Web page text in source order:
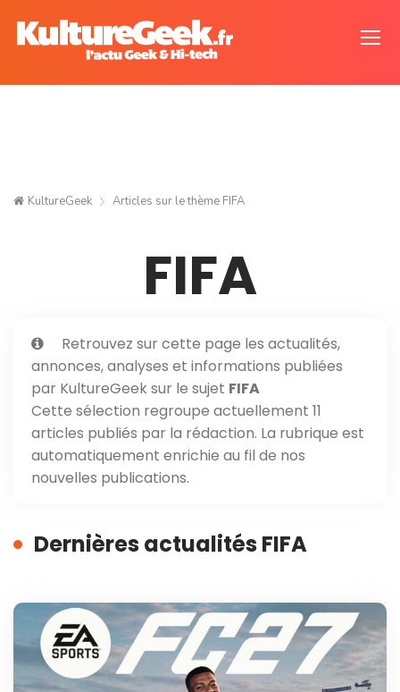
KultureGeek Articles sur le thème FIFA
FIFA
Retrouvez sur cette page les actualités,
annonces, analyses et informations publiées
par KultureGeek sur le sujet FIFA
Cette sélection regroupe actuellement 11
articles publiés par la rédaction. La rubrique est
automatiquement enrichie au fil de nos
nouvelles publications.
Dernières actualités FIFA